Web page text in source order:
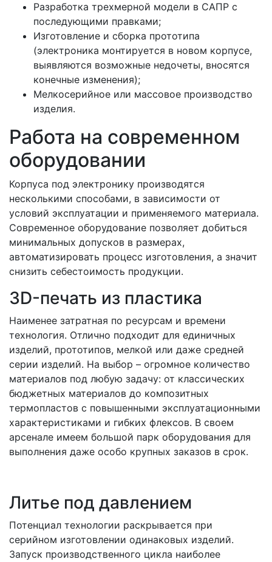
Разработка трехмерной модели в САПР с
последующими правками;
Изготовление и сборка прототипа
(электроника монтируется в новом корпусе,
выявляются возможные недочеты, вносятся
конечные изменения);
Мелкосерийное или массовое производство
изделия.
Работа на современном
оборудовании
Корпуса под электронику производятся
несколькими способами, в зависимости от
условий эксплуатации и применяемого материала.
Современное оборудование позволяет добиться
минимальных допусков в размерах,
автоматизировать процесс изготовления, а значит
снизить себестоимость продукции.
3D-печать из пластика
Наименее затратная по ресурсам и времени
технология. Отлично подходит для единичных
изделий, прототипов, мелкой или даже средней
серии изделий. На выбор – огромное количество
материалов под любую задачу: от классических
бюджетных материалов до композитных
термопластов с повышенными эксплуатационными
характеристиками и гибких флексов. В своем
арсенале имеем большой парк оборудования для
выполнения даже особо крупных заказов в срок.
Литье под давлением
Потенциал технологии раскрывается при
серийном изготовлении одинаковых изделий.
Запуск производственного цикла наиболее